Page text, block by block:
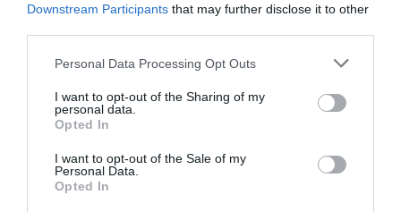
Downstream Participants that may further disclose it to other
Please note that this website/app uses one or more Google
not limited to your visit or usage behaviour. You may click to
grant or deny consent to Google and its third-party tags to
use your data for below specified purposes in below Google
consent section.
Personal Data Processing Opt Outs
I want to opt-out of the Sharing of my
personal data.
Opted In
I want to opt-out of the Sale of my
Personal Data.
Opted In
indokolt lehet-e egy ilyen rendszer bevezetése. A
program fejlesztésére már elkülönítettek forrásokat,
hivatalos jóváhagyást október 30-án kapott.
Christy Mearns, a Skót Zöldek tanácsosa szerint a
kezdeményezés különösen jelentős egy olyan
legalacsonyabb egész Skóciában.